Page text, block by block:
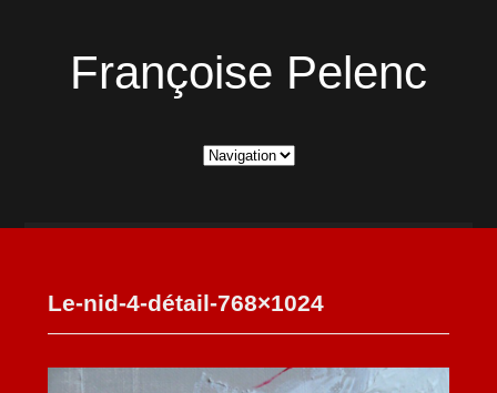
Françoise Pelenc
Le-nid-4-détail-768×1024